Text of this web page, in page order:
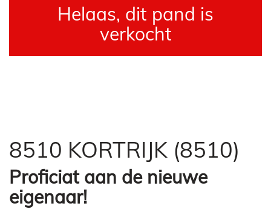
Helaas, dit pand is
verkocht
8510 KORTRIJK (8510)
Proficiat aan de nieuwe
eigenaar!